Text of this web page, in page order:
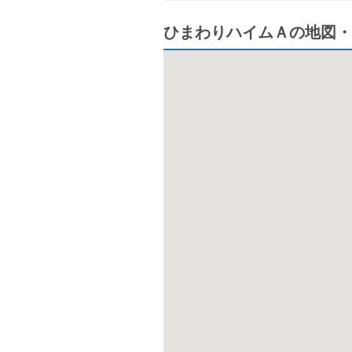
ひまわりハイムＡの地図